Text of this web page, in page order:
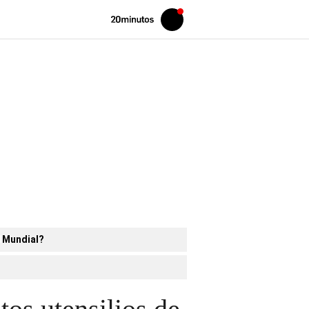
Volver
Iniciar
sesión